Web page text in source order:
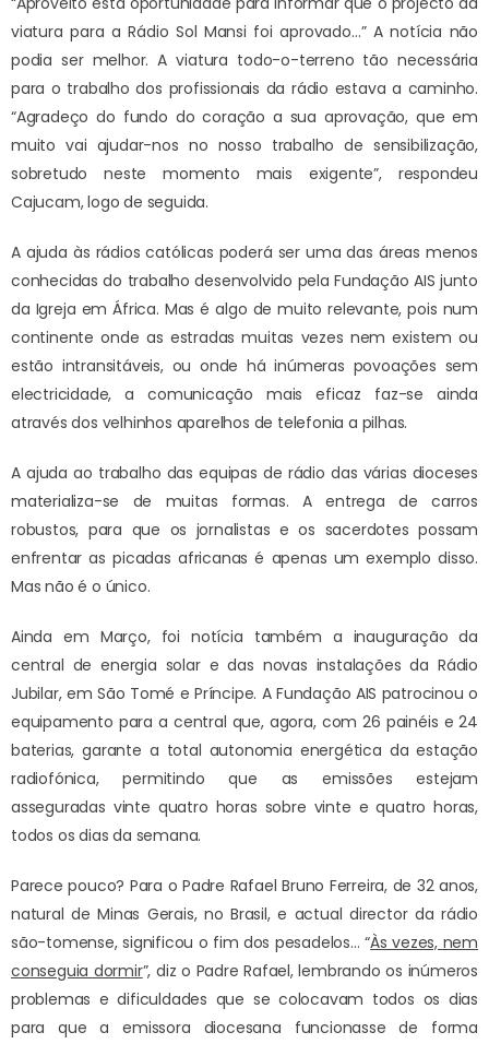
viatura para a Rádio Sol Mansi foi aprovado…” A notícia não
podia ser melhor. A viatura todo-o-terreno tão necessária
para o trabalho dos profissionais da rádio estava a caminho.
“Agradeço do fundo do coração a sua aprovação, que em
muito vai ajudar-nos no nosso trabalho de sensibilização,
sobretudo neste momento mais exigente”, respondeu
Cajucam, logo de seguida.
A ajuda às rádios católicas poderá ser uma das áreas menos
conhecidas do trabalho desenvolvido pela Fundação AIS junto
da Igreja em África. Mas é algo de muito relevante, pois num
continente onde as estradas muitas vezes nem existem ou
estão intransitáveis, ou onde há inúmeras povoações sem
electricidade, a comunicação mais eficaz faz-se ainda
através dos velhinhos aparelhos de telefonia a pilhas.
A ajuda ao trabalho das equipas de rádio das várias dioceses
materializa-se de muitas formas. A entrega de carros
robustos, para que os jornalistas e os sacerdotes possam
enfrentar as picadas africanas é apenas um exemplo disso.
Mas não é o único.
Ainda em Março, foi notícia também a inauguração da
central de energia solar e das novas instalações da Rádio
Jubilar, em São Tomé e Príncipe. A Fundação AIS patrocinou o
equipamento para a central que, agora, com 26 painéis e 24
baterias, garante a total autonomia energética da estação
radiofónica, permitindo que as emissões estejam
asseguradas vinte quatro horas sobre vinte e quatro horas,
todos os dias da semana.
Parece pouco? Para o Padre Rafael Bruno Ferreira, de 32 anos,
natural de Minas Gerais, no Brasil, e actual director da rádio
são-tomense, significou o fim dos pesadelos… “Às vezes, nem
conseguia dormir”, diz o Padre Rafael, lembrando os inúmeros
problemas e dificuldades que se colocavam todos os dias
para que a emissora diocesana funcionasse de forma